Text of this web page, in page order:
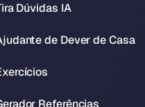
Dúvidas IA
de Dever de Casa